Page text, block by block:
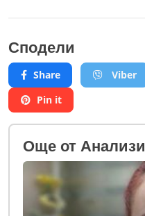
Сподели
Share Viber
Pin it
Oще от Анализи